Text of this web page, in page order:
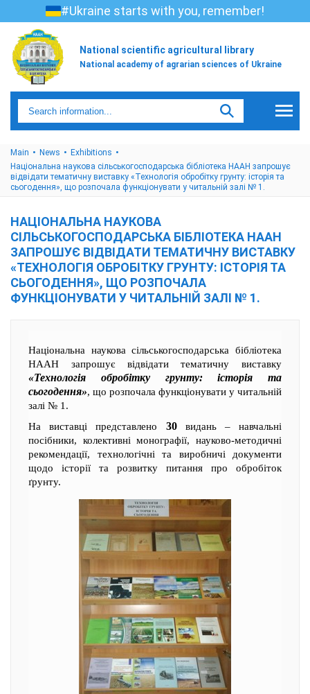
#Ukraine starts with you, remember!
National scientific agricultural library
National academy of agrarian sciences of Ukraine
Main News
Exhibitions
Національна наукова сільськогосподарська бібліотека НААН запрошує
відвідати тематичну виставку «Технологія обробітку грунту: історія та
сьогодення», що розпочала функціонувати у читальній залі № 1.
НАЦІОНАЛЬНА НАУКОВА
СІЛЬСЬКОГОСПОДАРСЬКА БІБЛІОТЕКА НААН
ЗАПРОШУЄ ВІДВІДАТИ ТЕМАТИЧНУ ВИСТАВКУ
«ТЕХНОЛОГІЯ ОБРОБІТКУ ГРУНТУ: ІСТОРІЯ ТА
СЬОГОДЕННЯ», ЩО РОЗПОЧАЛА
ФУНКЦІОНУВАТИ У ЧИТАЛЬНІЙ ЗАЛІ № 1.
Національна наукова сільськогосподарська бібліотека
НААН запрошує відвідати тематичну виставку
«Технологія обробітку грунту: історія та
сьогодення», що розпочала функціонувати у читальній
залі № 1.
На виставці представлено 30видань – навчальні
посібники, колективні монографії, науково-методичні
рекомендації, технологічні та виробничі документи
щодо історії та розвитку питання про обробіток
ґрунту.